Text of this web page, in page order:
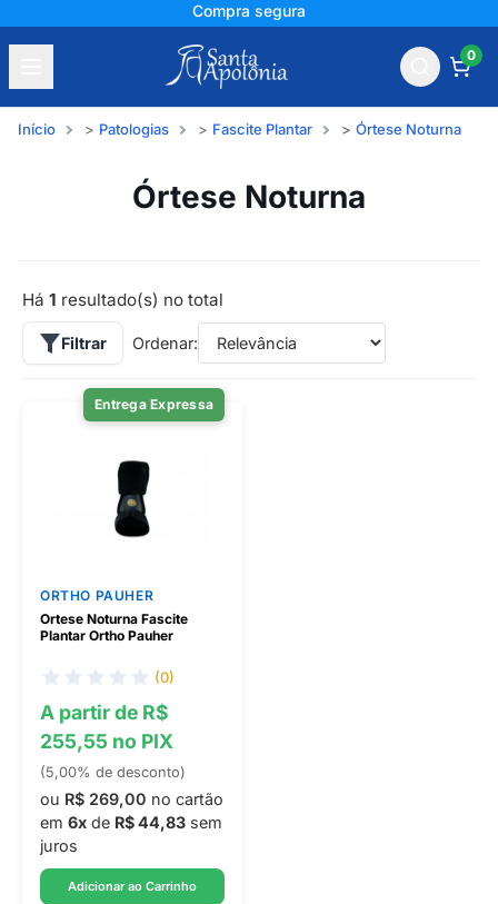
Compra segura
0
Início Patologias Fascite Plantar Órtese Noturna
Órtese Noturna
Há 1 resultado(s) no total
Filtrar Ordenar:
Entrega Expressa
ORTHO PAUHER
Ortese Noturna Fascite
Plantar Ortho Pauher
(0)
A partir de R$
255,55 no PIX
(5,00% de desconto)
ou R$ 269,00 no cartão
em 6x de R$ 44,83 sem
juros
Adicionar ao Carrinho